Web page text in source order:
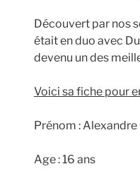
Découvert par nos
était en duo avec
devenu un des
Voici sa fiche pour
Prénom : Alexandre
Age : 16 ans